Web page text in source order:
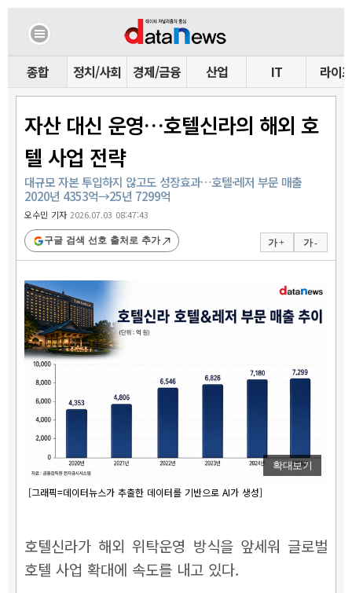
종합 정치/사회 경제/금융 산업 IT 라이프
자산 대신 운영…호텔신라의 해외 호
텔 사업 전략
대규모 자본 투입하지 않고도 성장효과…호텔·레저 부문 매출
2020년 4353억→25년 7299억
오수민 기자2026.07.03 08:47:43
가 + 가 -
구글 검색 선호 출처로 추가
확대보기
[그래픽=데이터뉴스가 추출한 데이터를 기반으로 AI가 생성]
호텔신라가 해외 위탁운영 방식을 앞세워 글로벌
호텔 사업 확대에 속도를 내고 있다.